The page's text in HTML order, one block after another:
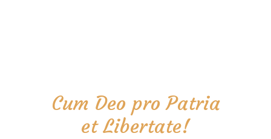
Cum Deo pro Patria
et Libertate!